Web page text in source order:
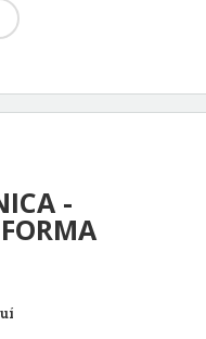
Portela
-